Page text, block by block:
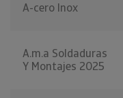
A-cero Inox
A.m.a Soldaduras
Y Montajes 2025